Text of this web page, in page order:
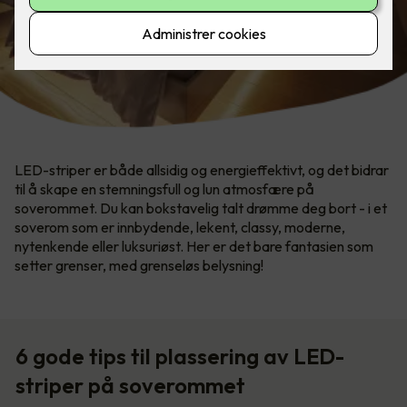
LED-striper er både allsidig og energieffektivt, og det bidrar
til å skape en stemningsfull og lun atmosfære på
soverommet. Du kan bokstavelig talt drømme deg bort - i et
soverom som er innbydende, lekent, classy, moderne,
nytenkende eller luksuriøst. Her er det bare fantasien som
setter grenser, med grenseløs belysning!
6 gode tips til plassering av LED-
striper på soverommet